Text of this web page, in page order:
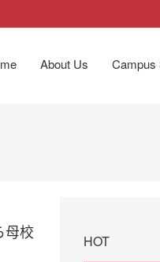
About Us Campus
母校 HOT